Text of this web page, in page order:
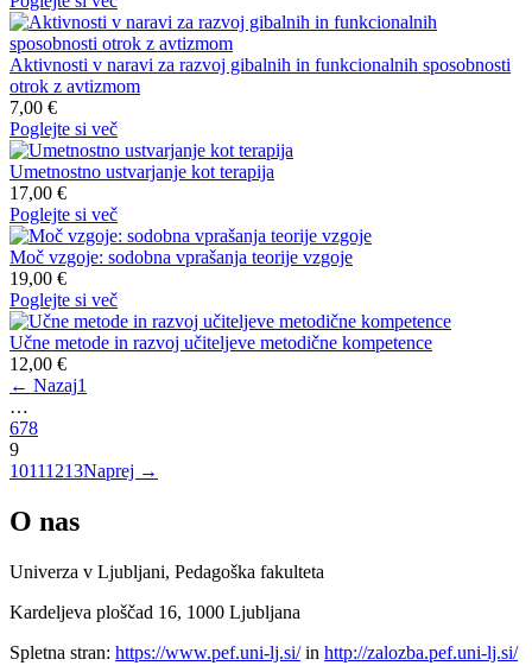
Aktivnosti v naravi za razvoj gibalnih in funkcionalnih sposobnosti
otrok z avtizmom
7,00 €
Poglejte si več
Umetnostno ustvarjanje kot terapija
17,00 €
Poglejte si več
Moč vzgoje: sodobna vprašanja teorije vzgoje
19,00 €
Poglejte si več
Učne metode in razvoj učiteljeve metodične kompetence
12,00 €
← Nazaj1
…
678
9
10111213Naprej →
O nas
Univerza v Ljubljani, Pedagoška fakulteta
Kardeljeva ploščad 16, 1000 Ljubljana
Spletna stran: https://www.pef.uni-lj.si/in http://zalozba.pef.uni-lj.si/